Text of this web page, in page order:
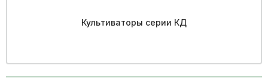
Культиваторы серии КД